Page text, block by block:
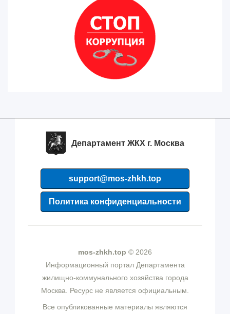
Департамент ЖКХ г. Москва
support@mos-zhkh.top
Политика конфиденциальности
mos-zhkh.top © 2026
Информационный портал Департамента
жилищно-коммунального хозяйства города
Москва. Ресурс не является официальным.
Все опубликованные материалы являются